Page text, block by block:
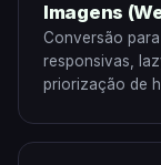
Imagens
Conversão
responsivas,
priorização de